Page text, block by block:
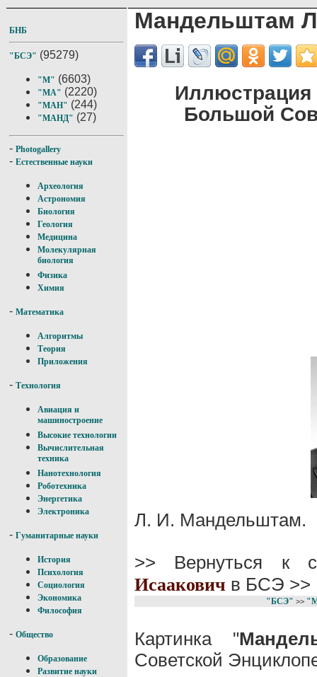
БНБ
"БСЭ" (95279)
"М" (6603)
"МА" (2220)
"МАН" (244)
"МАНД" (27)
- Photogallery
- Естественные науки
Археология
Астрономия
Биология
Геология
Медицина
Молекулярная
биология
Физика
Химия
- Математика
Алгоритмы
Теория
Приложения
- Технология
Авиация и
машиностроение
Высокие технологии
Вычислительная
техника
Нанотехнология
Роботехника
Энергетика
Электроника
- Гуманитарные науки
История
Психология
Социология
Экономика
Философия
- Общество
Образование
Развитие науки
Мандельштам
Большой
Л. И. Мандельштам.
>> Вернуться к
Исаакович в БСЭ >>
"БСЭ" >>
Картинка "
Советской